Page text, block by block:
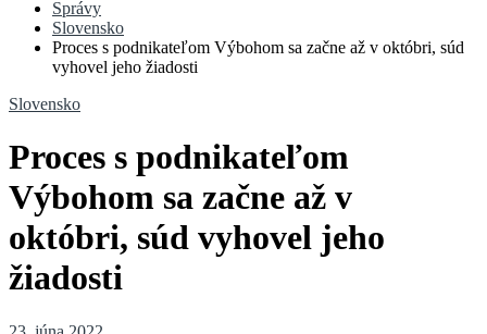
Správy
Slovensko
Proces s podnikateľom Výbohom sa začne až v októbri, súd
vyhovel jeho žiadosti
Slovensko
Proces s podnikateľom
Výbohom sa začne až v
októbri, súd vyhovel jeho
žiadosti